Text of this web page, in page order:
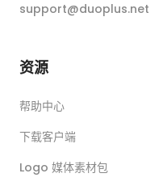
support@duoplus.net
资源
帮助中心
下载客户端
Logo 媒体素材包